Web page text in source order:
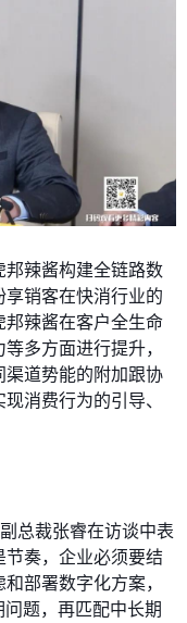
辣酱构建全链路数
销客在快消行业的
辣酱在客户全生命
多方面进行提升，
道势能的附加跟协
消费行为的引导、
总裁张睿在访谈中表
奏，企业必须要结
部署数字化方案，
题，再匹配中长期